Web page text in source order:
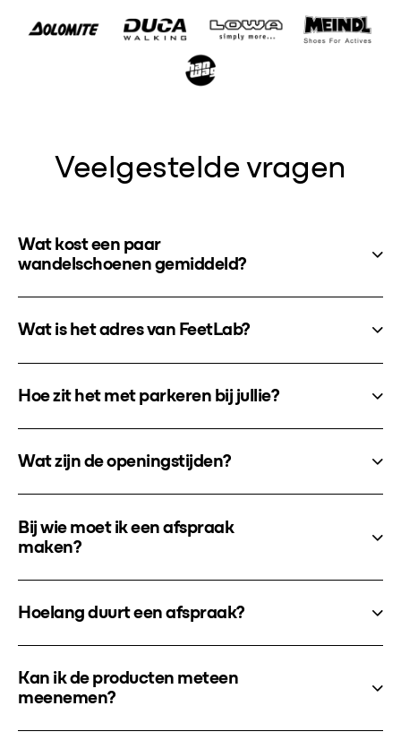
Veelgestelde vragen
Wat kost een paar
wandelschoenen gemiddeld?
Wat is het adres van FeetLab?
Hoe zit het met parkeren bij jullie?
Wat zijn de openingstijden?
Bij wie moet ik een afspraak
maken?
Hoelang duurt een afspraak?
Kan ik de producten meteen
meenemen?